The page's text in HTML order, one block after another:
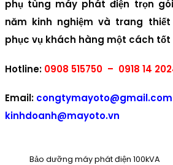
phụ tùng máy phát điện trọn
năm kinh nghiệm và trang
phục vụ khách hàng một cách tốt
Hotline: 0908 515750 – 0918 14
Email:
kinhdoanh@mayoto.vn
Bảo dưỡng máy phát điện 100kVA